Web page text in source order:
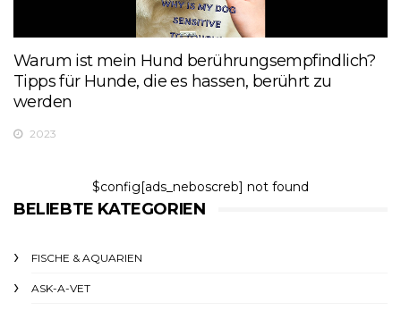
Warum ist mein Hund berührungsempfindlich?
Tipps für Hunde, die es hassen, berührt zu
werden
2023
$config[ads_neboscreb] not found
BELIEBTE KATEGORIEN
FISCHE & AQUARIEN
ASK-A-VET